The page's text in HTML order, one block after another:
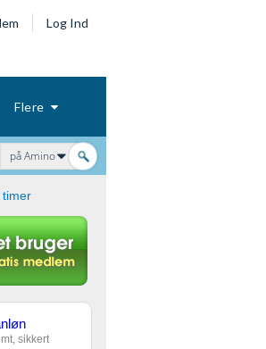
Log Ind
Flere
på Amino
sikkert